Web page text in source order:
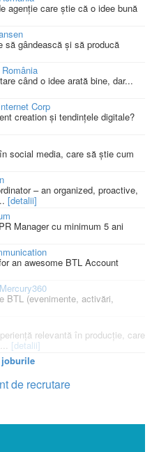
agenție care știe că o idee bună
să gândească și să producă
când o idee arată bine, dar...
Corp
creation și tendințele digitale?
social media, care să știe cum
– an organized, proactive,
[detalii]
Manager cu minimum 5 ani
an awesome BTL Account
BTL (evenimente, activări,
relevantă în producție, care
[detalii]
de recrutare